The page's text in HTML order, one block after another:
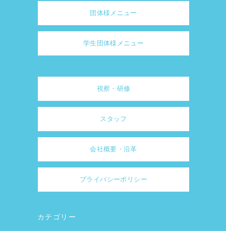
団体様メニュー
学生団体様メニュー
視察・研修
スタッフ
会社概要・沿革
プライバシーポリシー
カテゴリー